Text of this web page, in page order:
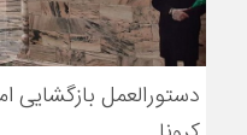
دستورالعمل بازگشایی